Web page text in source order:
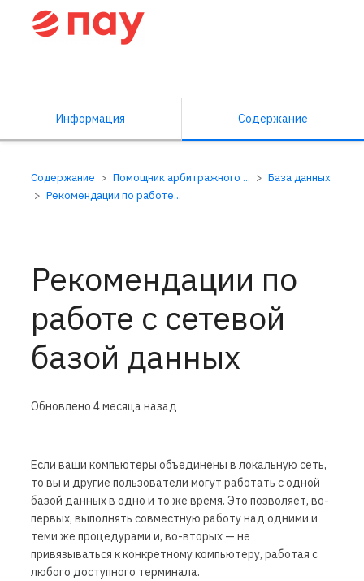
Информация Содержание
Содержание Помощник арбитражного ...
База данных
Рекомендации по работе...
Рекомендации по
работе с сетевой
базой данных
Обновлено 4 месяца назад
Если ваши компьютеры объединены в локальную сеть,
то вы и другие пользователи могут работать с одной
базой данных в одно и то же время. Это позволяет, во-
первых, выполнять совместную работу над одними и
теми же процедурами и, во-вторых — не
привязываться к конкретному компьютеру, работая с
любого доступного терминала.